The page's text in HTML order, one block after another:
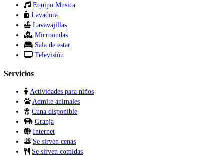
Equipo Musica
Lavadora
Lavavajillas
Microondas
Sala de estar
Televisión
Servicios
Actividades para niños
Admite animales
Cuna disponible
Granja
Internet
Se sirven cenas
Se sirven comidas